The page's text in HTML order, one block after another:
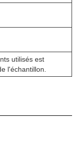
utilisés est
l'échantillon.